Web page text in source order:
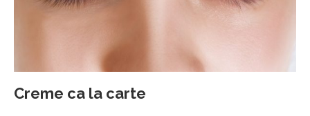
Creme ca la carte